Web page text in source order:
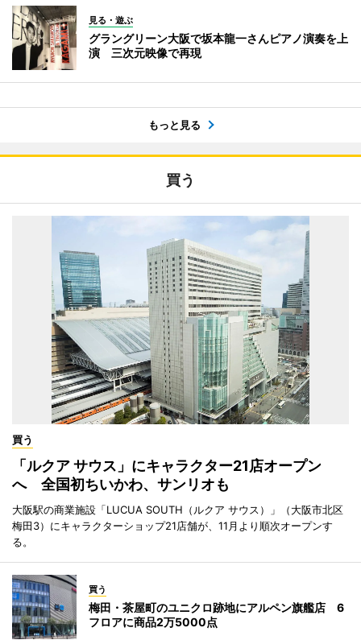
見る・遊ぶ
グラングリーン大阪で坂本龍一さんピアノ演奏を上
演 三次元映像で再現
もっと見る
買う
買う
「ルクア サウス」にキャラクター21店オープン
へ 全国初ちいかわ、サンリオも
大阪駅の商業施設「LUCUA SOUTH（ルクア サウス）」（大阪市北区
梅田3）にキャラクターショップ21店舗が、11月より順次オープンす
る。
買う
梅田・茶屋町のユニクロ跡地にアルペン旗艦店 6
フロアに商品2万5000点